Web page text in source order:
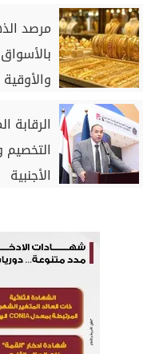
والأوقية عند
الرقابة
التخصيم
الأجنبية